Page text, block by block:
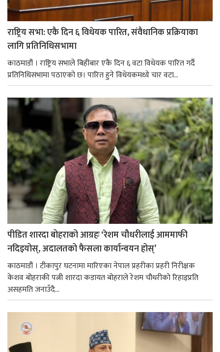
राष्ट्रिय सभा: एकै दिन ६ विधेयक पारित, संवैधानिक प्रक्रियाका
लागि प्रतिनिधिसभामा
काठमाडौं । राष्ट्रिय सभाले बिहीबार एकै दिन ६ वटा विधेयक पारित गर्दै
प्रतिनिधिसभामा पठाएको छ। पारित हुने विधेयकमध्ये चार वटा...
पीडित शारदा बोहराको आग्रहः ‘रेशम चौधरीलाई आममाफी
नदिइयोस्, अदालतको फैसला कार्यान्वयन होस्’
काठमाडौं । टीकापुर घटनामा मारिएका नेपाल प्रहरीका प्रहरी निरीक्षक
केशव बोहराकी पत्नी शारदा कडायत बोहराले रेशम चौधरीको रिहाइप्रति
असहमति जनाउँदै...